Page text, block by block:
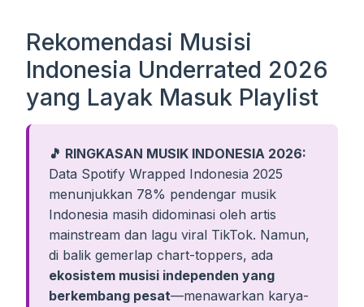
Rekomendasi Musisi
Indonesia Underrated 2026
yang Layak Masuk Playlist
🎵 RINGKASAN MUSIK INDONESIA 2026:
Data Spotify Wrapped Indonesia 2025
menunjukkan 78% pendengar musik
Indonesia masih didominasi oleh artis
mainstream dan lagu viral TikTok. Namun,
di balik gemerlap chart-toppers, ada
ekosistem musisi independen yang
berkembang pesat—menawarkan karya-